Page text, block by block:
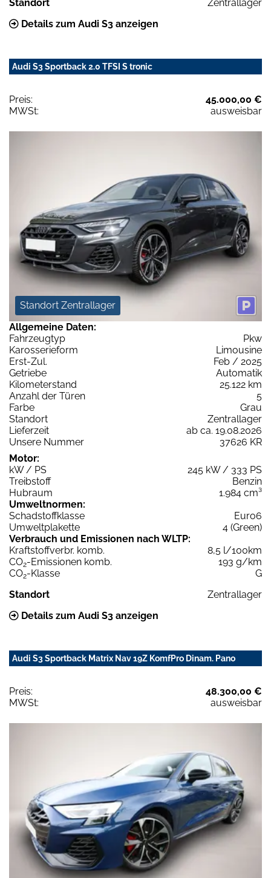
Standort
Zentrallager
Details zum Audi S3 anzeigen
Audi S3 Sportback 2.0 TFSI S tronic
Preis:
45.000,00 €
MWSt:
ausweisbar
Standort Zentrallager
Allgemeine Daten:
Fahrzeugtyp
Pkw
Karosserieform
Limousine
Erst-Zul.
Feb / 2025
Getriebe
Automatik
Kilometerstand
25.122 km
Anzahl der Türen
5
Farbe
Grau
Standort
Zentrallager
Lieferzeit
ab ca. 19.08.2026
Unsere Nummer
37626 KR
Motor:
kW / PS
245 kW / 333 PS
Treibstoff
Benzin
Hubraum
1.984 cm³
Umweltnormen:
Schadstoffklasse
Euro6
Umweltplakette
4 (Green)
Verbrauch und Emissionen nach WLTP:
Kraftstoffverbr. komb.
8,5 l/100km
CO2-Emissionen komb.
193 g/km
CO2-Klasse
G
Standort
Zentrallager
Details zum Audi S3 anzeigen
Audi S3 Sportback Matrix Nav 19Z KomfPro Dinam. Pano
Preis:
48.300,00 €
MWSt:
ausweisbar